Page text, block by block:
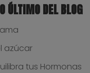
ÚLTIMO DEL BLOG
azúcar
tus Hormonas